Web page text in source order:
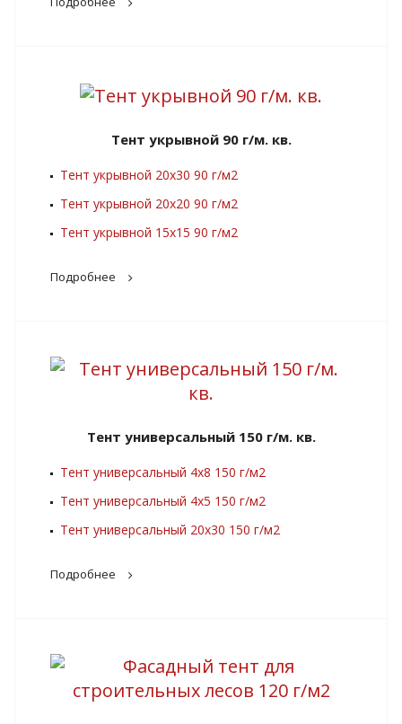
Тент укрывной 90 г/м. кв.
Тент укрывной 20х30 90 г/м2
Тент укрывной 20х20 90 г/м2
Тент укрывной 15х15 90 г/м2
Подробнее
Тент универсальный 150 г/м. кв.
Тент универсальный 4х8 150 г/м2
Тент универсальный 4х5 150 г/м2
Тент универсальный 20х30 150 г/м2
Подробнее